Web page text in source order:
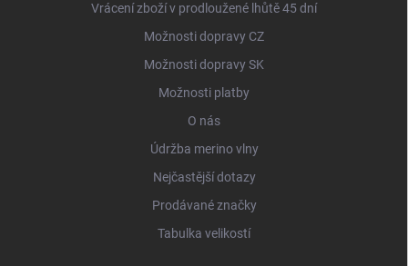
Vrácení zboží v prodloužené lhůtě 45 dní
Možnosti dopravy CZ
Možnosti dopravy SK
Možnosti platby
O nás
Údržba merino vlny
Nejčastější dotazy
Prodávané značky
Tabulka velikostí